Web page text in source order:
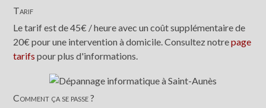
Tarif
Le tarif est de 45€ / heure avec un coût supplémentaire de
20€ pour une intervention à domicile. Consultez notrepage
tarifs pour plus d'informations.
Comment ça se passe ?